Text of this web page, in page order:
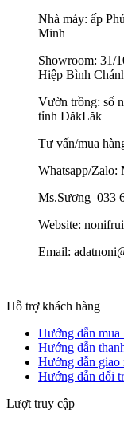
Nhà máy: ấp
Minh
Showroom: 31/
Hiệp Bình
Vườn trồng: số
tỉnh ĐăkLăk
Tư vấn/mua
Whatsapp/Zalo:
Ms.Sương_033
Website:
Email:
Hỗ trợ khách hàng
Hướng dẫn mua
Hướng dẫn
Hướng dẫn giao
Hướng dẫn đổi
Lượt truy cập